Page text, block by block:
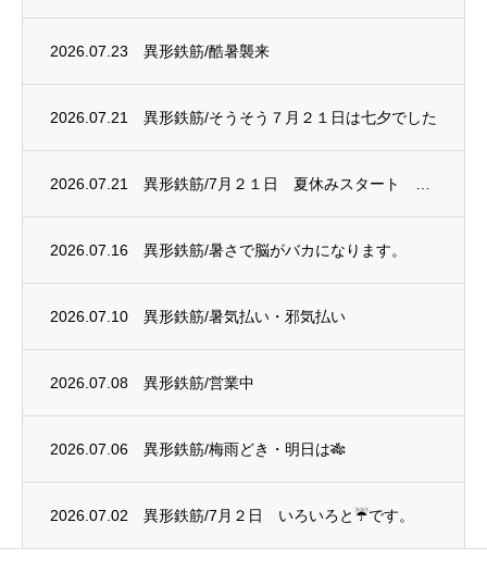
2026.07.23 異形鉄筋/酷暑襲来
2026.07.21 異形鉄筋/そうそう７月２１日は七夕でした
2026.07.21
2026.07.16 異形鉄筋/暑さで脳がバカになります。
2026.07.10 異形鉄筋/暑気払い・邪気払い
2026.07.08 異形鉄筋/営業中
2026.07.06 異形鉄筋/梅雨どき・明日は🎋
2026.07.02 異形鉄筋/7月２日 いろいろと☔です。